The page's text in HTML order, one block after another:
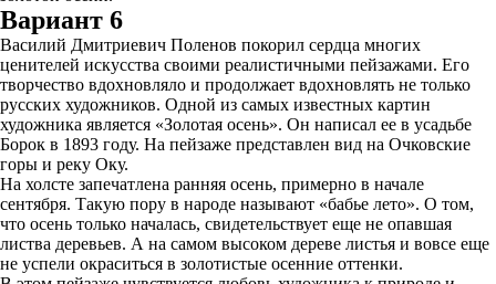
Вариант 6
Василий Дмитриевич Поленов покорил сердца многих
ценителей искусства своими реалистичными пейзажами. Его
творчество вдохновляло и продолжает вдохновлять не только
русских художников. Одной из самых известных картин
художника является «Золотая осень». Он написал ее в усадьбе
Борок в 1893 году. На пейзаже представлен вид на Очковские
горы и реку Оку.
На холсте запечатлена ранняя осень, примерно в начале
сентября. Такую пору в народе называют «бабье лето». О том,
что осень только началась, свидетельствует еще не опавшая
листва деревьев. А на самом высоком дереве листья и вовсе еще
не успели окраситься в золотистые осенние оттенки.